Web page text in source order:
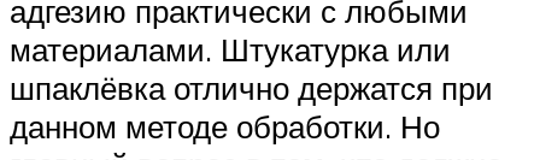
адгезию практически с любыми
материалами. Штукатурка или
шпаклёвка отлично держатся при
данном методе обработки. Но